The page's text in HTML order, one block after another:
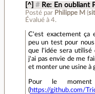
[^] # Re: En oubliant
Posté par Philippe M (
Évalué à 4.
C'est exactement ça
peu un test pour
que l'idée sera utilisé
j'ai pas envie de me
et monter une usine à
Pour le
(https://github.com/